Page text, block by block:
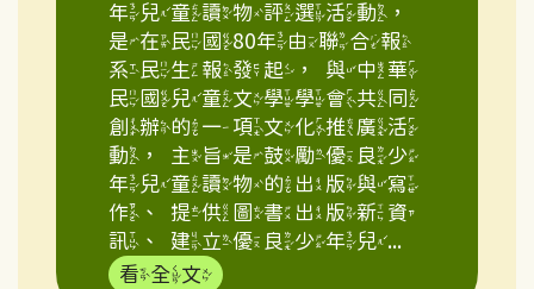
年兒童讀物評選活動，
是在民國80年由聯合報
系民生報發起，與中華
民國兒童文學學會共同
創辦的一項文化推廣活
動，主旨是鼓勵優良少
年兒童讀物的出版與寫
作、提供圖書出版新資
訊、建立優良少年兒...
看全文